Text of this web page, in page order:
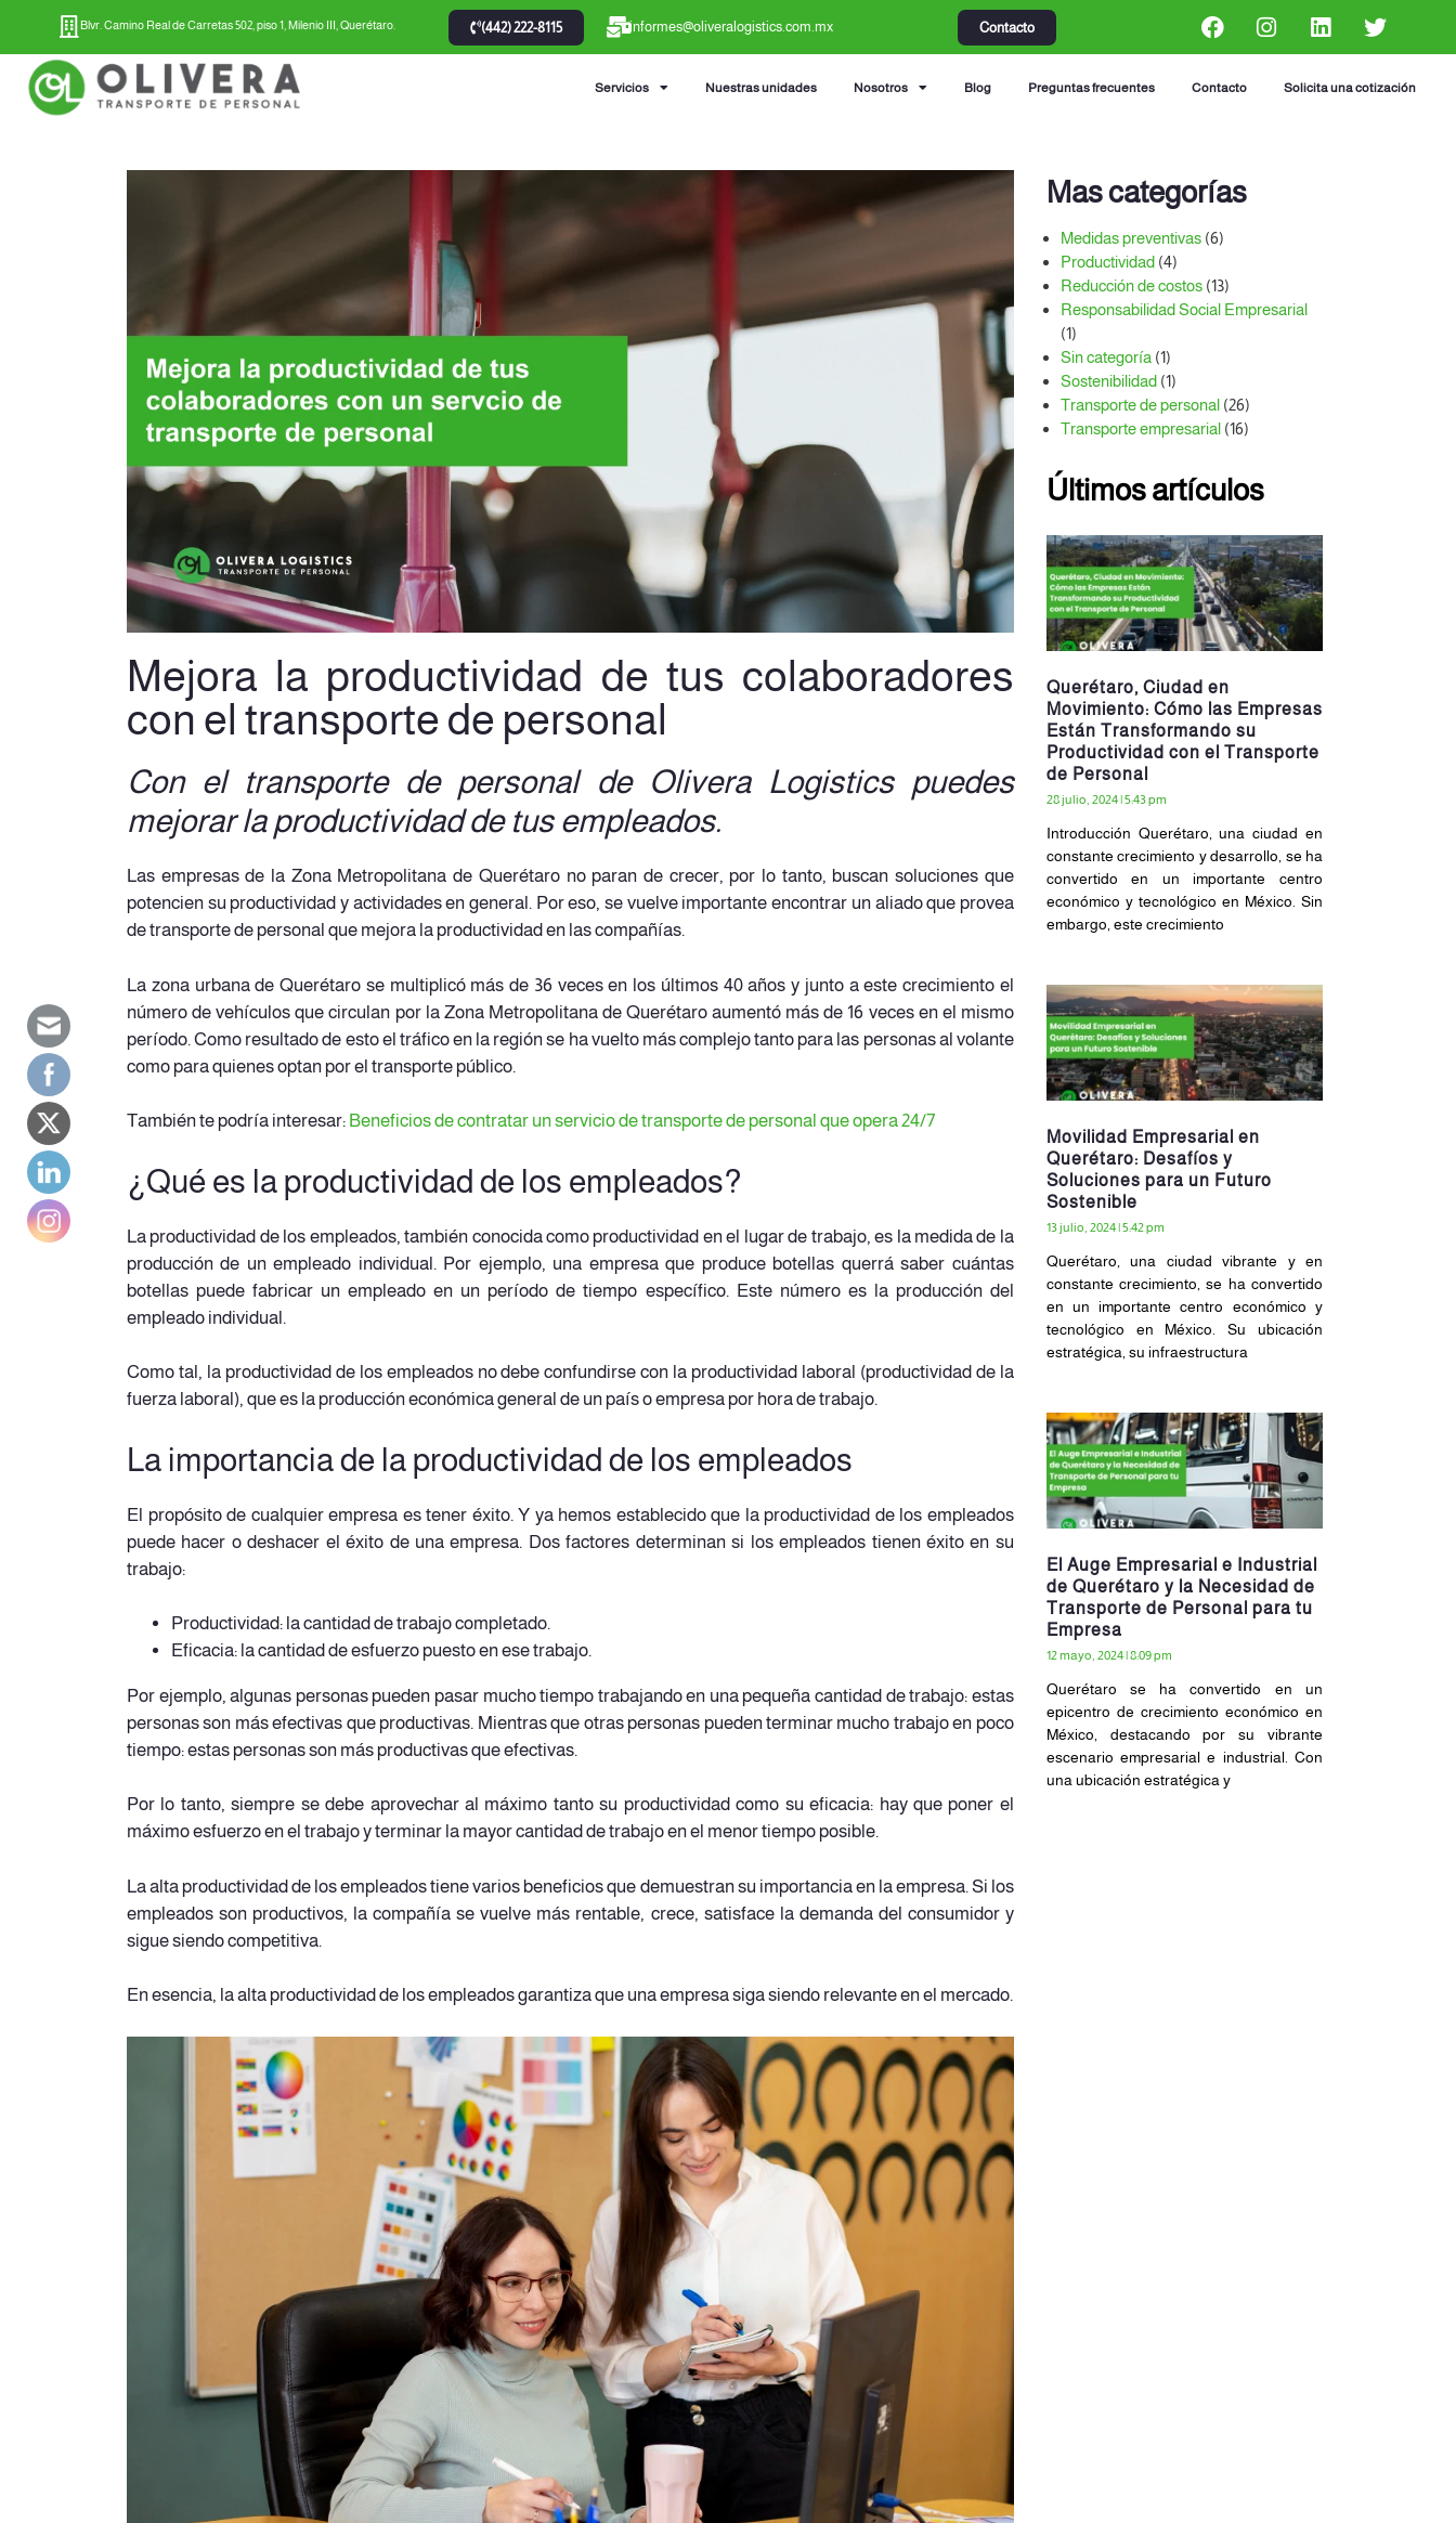
Blvr. Camino Real de Carretas 502, piso 1, Milenio III, Querétaro. (442) 222-8115 informes@oliveralogistics.com.mx Contacto
Servicios Nuestras unidades Nosotros Blog Preguntas frecuentes Contacto Solicita una cotización
Mejora la productividad de tus colaboradores
con el transporte de personal
Con el transporte de personal de Olivera Logistics puedes
mejorar la productividad de tus empleados.
Las empresas de la Zona Metropolitana de Querétaro no paran de crecer, por lo tanto, buscan soluciones que
potencien su productividad y actividades en general. Por eso, se vuelve importante encontrar un aliado que provea
de transporte de personal que mejora la productividad en las compañías.
La zona urbana de Querétaro se multiplicó más de 36 veces en los últimos 40 años y junto a este crecimiento el
número de vehículos que circulan por la Zona Metropolitana de Querétaro aumentó más de 16 veces en el mismo
período. Como resultado de esto el tráfico en la región se ha vuelto más complejo tanto para las personas al volante
como para quienes optan por el transporte público.
También te podría interesar: Beneficios de contratar un servicio de transporte de personal que opera 24/7
¿Qué es la productividad de los empleados?
La productividad de los empleados, también conocida como productividad en el lugar de trabajo, es la medida de la
producción de un empleado individual. Por ejemplo, una empresa que produce botellas querrá saber cuántas
botellas puede fabricar un empleado en un período de tiempo específico. Este número es la producción del
empleado individual.
Como tal, la productividad de los empleados no debe confundirse con la productividad laboral (productividad de la
fuerza laboral), que es la producción económica general de un país o empresa por hora de trabajo.
La importancia de la productividad de los empleados
El propósito de cualquier empresa es tener éxito. Y ya hemos establecido que la productividad de los empleados
puede hacer o deshacer el éxito de una empresa. Dos factores determinan si los empleados tienen éxito en su
trabajo:
Productividad: la cantidad de trabajo completado.
Eficacia: la cantidad de esfuerzo puesto en ese trabajo.
Por ejemplo, algunas personas pueden pasar mucho tiempo trabajando en una pequeña cantidad de trabajo: estas
personas son más efectivas que productivas. Mientras que otras personas pueden terminar mucho trabajo en poco
tiempo: estas personas son más productivas que efectivas.
Por lo tanto, siempre se debe aprovechar al máximo tanto su productividad como su eficacia: hay que poner el
máximo esfuerzo en el trabajo y terminar la mayor cantidad de trabajo en el menor tiempo posible.
La alta productividad de los empleados tiene varios beneficios que demuestran su importancia en la empresa. Si los
empleados son productivos, la compañía se vuelve más rentable, crece, satisface la demanda del consumidor y
sigue siendo competitiva.
En esencia, la alta productividad de los empleados garantiza que una empresa siga siendo relevante en el mercado.
Mas categorías
Medidas preventivas(6)
Productividad(4)
Reducción de costos(13)
Responsabilidad Social Empresarial
(1)
Sin categoría(1)
Sostenibilidad(1)
Transporte de personal(26)
Transporte empresarial(16)
Últimos artículos
Querétaro, Ciudad en
Movimiento: Cómo las Empresas
Están Transformando su
Productividad con el Transporte
de Personal
28 julio, 2024 5:43 pm
Introducción Querétaro, una ciudad en
constante crecimiento y desarrollo, se ha
convertido en un importante centro
económico y tecnológico en México. Sin
embargo, este crecimiento
Movilidad Empresarial en
Querétaro: Desafíos y
Soluciones para un Futuro
Sostenible
13 julio, 2024 5:42 pm
Querétaro, una ciudad vibrante y en
constante crecimiento, se ha convertido
en un importante centro económico y
tecnológico en México. Su ubicación
estratégica, su infraestructura
El Auge Empresarial e Industrial
de Querétaro y la Necesidad de
Transporte de Personal para tu
Empresa
12 mayo, 2024 8:09 pm
Querétaro se ha convertido en un
epicentro de crecimiento económico en
México, destacando por su vibrante
escenario empresarial e industrial. Con
una ubicación estratégica y